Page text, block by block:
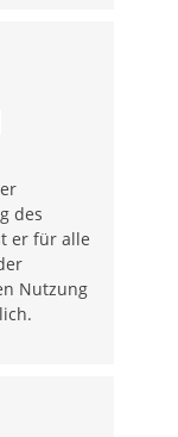
des
er für alle
Nutzung